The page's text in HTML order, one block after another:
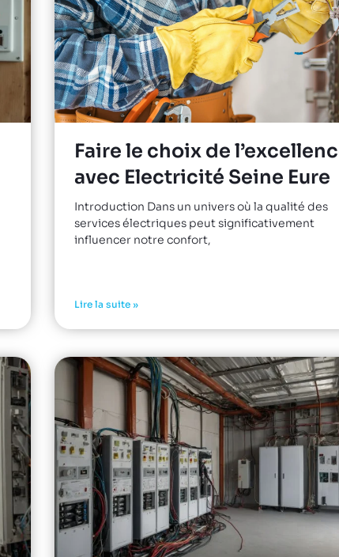
Faire le choix de
avec Electricité Seine Eure
Introduction Dans un univers où la qualité des
services électriques peut significativement
influencer notre confort,
Lire la suite »